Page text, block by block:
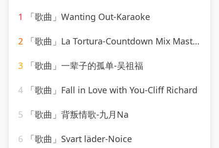
1 「歌曲」Wanting Out-Karaoke
2 「歌曲」La Tortura-Countdown Mix Masters
3 「歌曲」一辈子的孤单-吴祖福
4 「歌曲」Fall in Love with You-Cliff Richard
5 「歌曲」背叛情歌-九月Na
6 「歌曲」Svart läder-Noice